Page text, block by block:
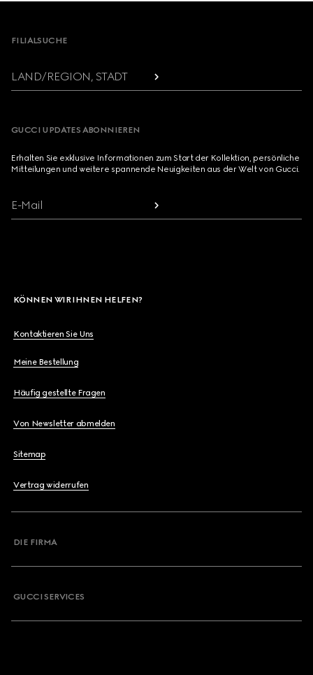
FILIALSUCHE
LAND/REGION, STADT
GUCCI UPDATES ABONNIEREN
Erhalten Sie exklusive Informationen zum Start der Kollektion, persönliche
Mitteilungen und weitere spannende Neuigkeiten aus der Welt von Gucci.
E-Mail
KÖNNEN WIR IHNEN HELFEN?
Kontaktieren Sie Uns
Meine Bestellung
Häufig gestellte Fragen
Von Newsletter abmelden
Sitemap
Vertrag widerrufen
DIE FIRMA
GUCCI SERVICES